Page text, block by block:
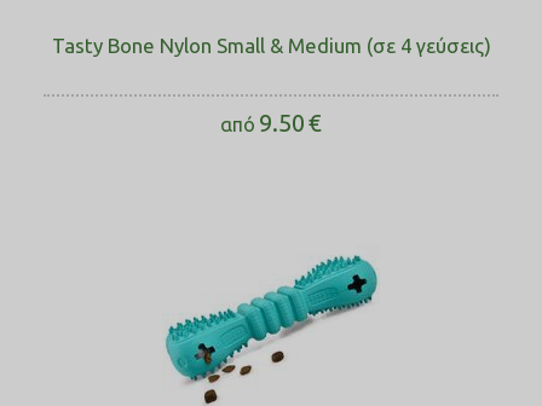
Tasty Bone Nylon Small & Medium (σε 4 γεύσεις)
από 9.50€